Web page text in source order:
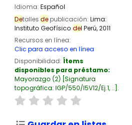
Idioma: Español
Detalles depublicación: Lima:
Instituto Geofísico del Perú,2011
Recursos en línea:
Clic para acceso en línea
Disponibilidad: Ítems
disponibles para préstamo:
Mayorazgo (2) Signatura
topográfica: IGP/550/I5V12/Ej.1, .. .